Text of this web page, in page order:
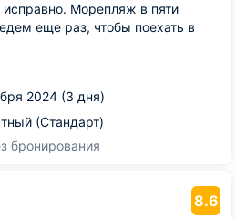
исправно. Морепляж в пяти
еще раз, чтобы поехать в
что-то не решились ехать.
2024 (3 дня)
(Стандарт)
бронирования
8.6